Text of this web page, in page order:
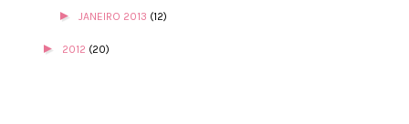
► JANEIRO 2013 (12)
► 2012 (20)